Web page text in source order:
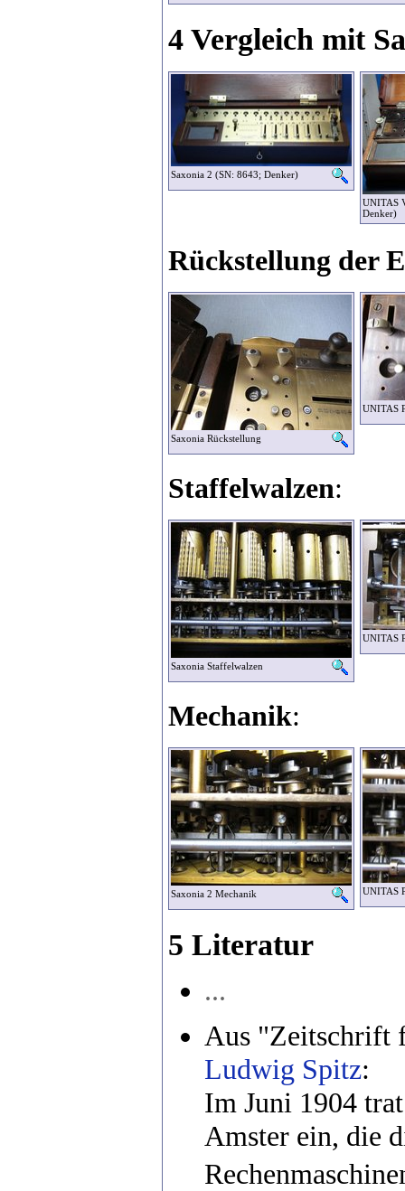
4 Vergleich mit
Saxonia 2 (SN: 8643; Denker)
UNITAS
Denker)
Rückstellung der
Saxonia Rückstellung
UNITAS
Staffelwalzen:
Saxonia Staffelwalzen
UNITAS
Mechanik:
Saxonia 2 Mechanik UNITAS
5 Literatur
...
Aus "Zeitschrift
Ludwig Spitz:
Im Juni 1904
Amster ein, die